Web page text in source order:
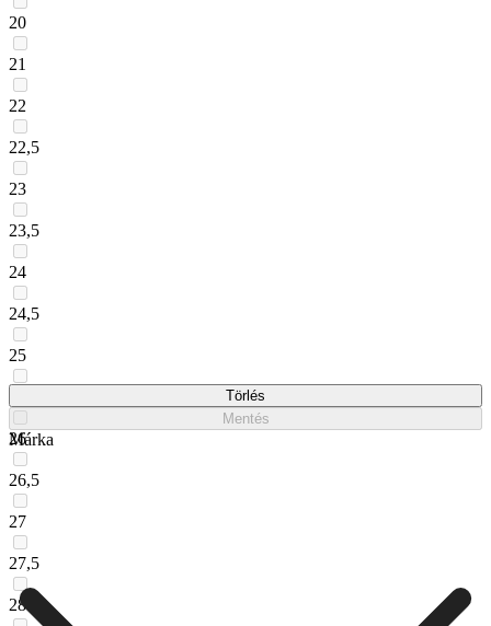
20
21
22
22,5
23
23,5
24
24,5
25
26
26,5
27
27,5
28
Törlés
Mentés
Márka